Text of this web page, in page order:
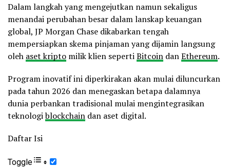
Dalam langkah yang mengejutkan namun sekaligus
menandai perubahan besar dalam lanskap keuangan
global, JP Morgan Chase dikabarkan tengah
mempersiapkan skema pinjaman yang dijamin langsung
oleh aset kripto milik klien sepertiBitcoin danEthereum.
Program inovatif ini diperkirakan akan mulai diluncurkan
pada tahun 2026 dan menegaskan betapa dalamnya
dunia perbankan tradisional mulai mengintegrasikan
teknologiblockchain dan aset digital.
Daftar Isi
Toggle